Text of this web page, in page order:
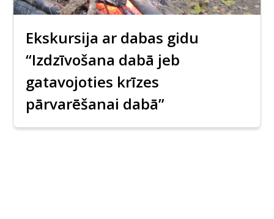
Ekskursija ar dabas gidu
“Izdzīvošana dabā jeb
gatavojoties krīzes
pārvarēšanai dabā”